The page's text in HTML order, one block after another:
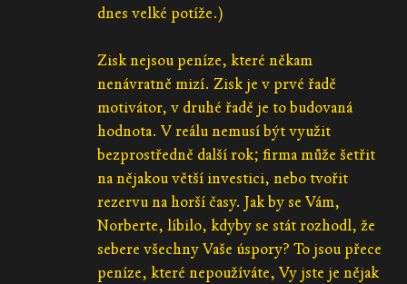
dnes velké potíže.)
Zisk nejsou peníze, které někam
nenávratně mizí. Zisk je v prvé řadě
motivátor, v druhé řadě je to budovaná
hodnota. V reálu nemusí být využit
bezprostředně další rok; firma může šetřit
na nějakou větší investici, nebo tvořit
rezervu na horší časy. Jak by se Vám,
Norberte, líbilo, kdyby se stát rozhodl, že
sebere všechny Vaše úspory? To jsou přece
peníze, které nepoužíváte, Vy jste je nějak